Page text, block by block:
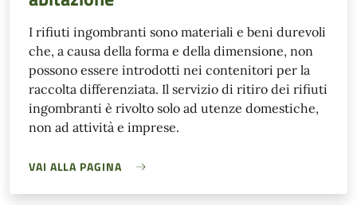
I rifiuti ingombranti sono materiali e beni durevoli
che, a causa della forma e della dimensione, non
possono essere introdotti nei contenitori per la
raccolta differenziata. Il servizio di ritiro dei rifiuti
ingombranti è rivolto solo ad utenze domestiche,
non ad attività e imprese.
VAI ALLA PAGINA